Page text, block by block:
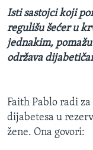
Isti sastojci koji
regulišu šećer u
jednakim,
održava
Faith Pablo radi
dijabetesa u
žene. Ona govori: